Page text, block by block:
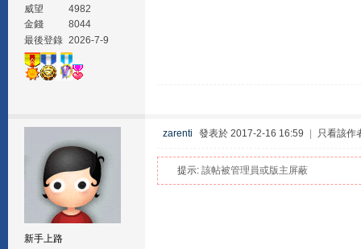
威望
4982
金錢
8044
最後登錄 2026-7-9
新手上路
zarenti 發表於 2017-2-16 16:59 只看該作
提示: 該帖被管理員或版主屏蔽